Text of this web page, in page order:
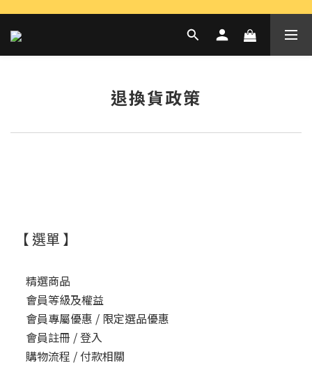
退換貨政策
【 選單 】
精選商品
會員等級及權益
會員專屬優惠 / 限定選品優惠
會員註冊 / 登入
購物流程 / 付款相關